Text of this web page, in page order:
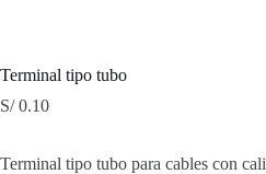
Terminal tipo tubo
S/0.10
Terminal tipo tubo para cables con